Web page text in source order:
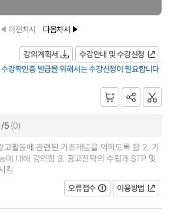
이전차시 다음차시
강의계획서
수강안내 및 수강신청
강확인증 발급을 위해서는 수강신청이 필요합니다
/5 (0)
고활동에 관련된 기초개념을 익히도록 함 2. 기
에 대해 강의함 3. 광고전략의 수립과 STP 및
킴
오류접수
이용방법